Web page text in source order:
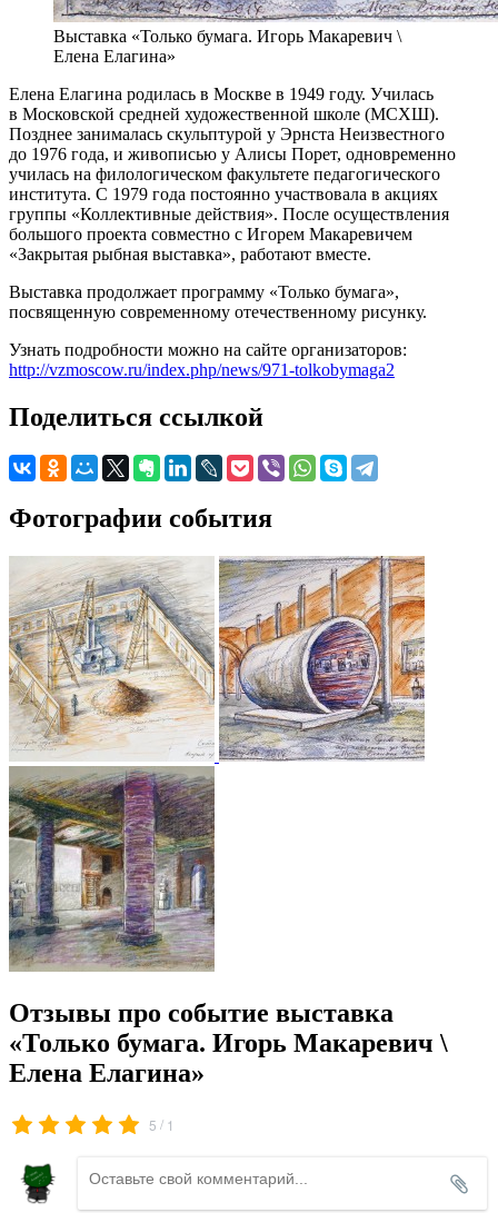
Выставка «Только бумага. Игорь Макаревич \
Елена Елагина»
Елена Елагина родилась в Москве в 1949 году. Училась
в Московской средней художественной школе (МСХШ).
Позднее занималась скульптурой у Эрнста Неизвестного
до 1976 года, и живописью у Алисы Порет, одновременно
училась на филологическом факультете педагогического
института. С 1979 года постоянно участвовала в акциях
группы «Коллективные действия». После осуществления
большого проекта совместно с Игорем Макаревичем
«Закрытая рыбная выставка», работают вместе.
Выставка продолжает программу «Только бумага»,
посвященную современному отечественному рисунку.
Узнать подробности можно на сайте организаторов:
http://vzmoscow.ru/index.php/news/971-tolkobymaga2
Поделиться ссылкой
Фотографии события
Отзывы про событие выставка
«Только бумага. Игорь Макаревич \
Елена Елагина»
5 / 1